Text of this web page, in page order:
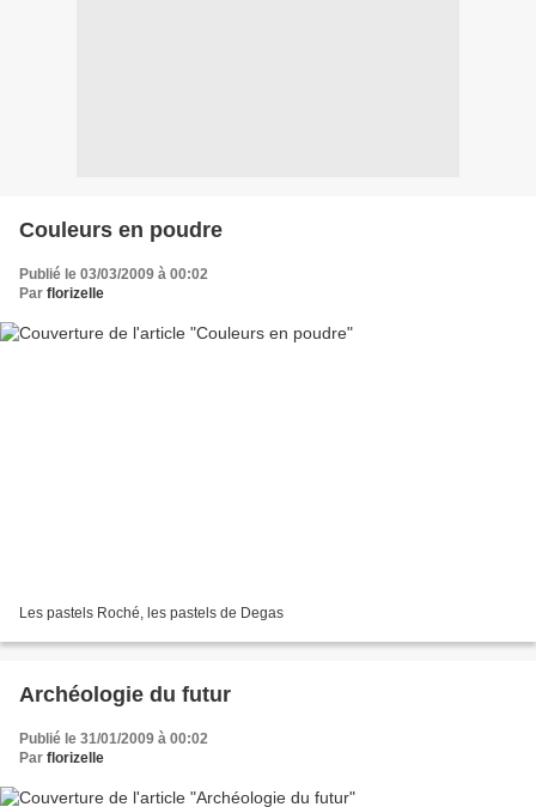
Couleurs en poudre
Publié le 03/03/2009 à 00:02
Par florizelle
Les pastels Roché, les pastels de Degas
Archéologie du futur
Publié le 31/01/2009 à 00:02
Par florizelle